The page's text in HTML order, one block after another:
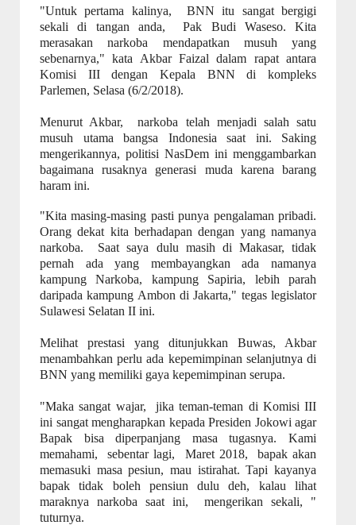
"Untuk pertama kalinya, BNN itu sangat bergigi
sekali di tangan anda, Pak Budi Waseso. Kita
merasakan narkoba mendapatkan musuh yang
sebenarnya," kata Akbar Faizal dalam rapat antara
Komisi III dengan Kepala BNN di kompleks
Parlemen, Selasa (6/2/2018).
Menurut Akbar, narkoba telah menjadi salah satu
musuh utama bangsa Indonesia saat ini. Saking
mengerikannya, politisi NasDem ini menggambarkan
bagaimana rusaknya generasi muda karena barang
haram ini.
"Kita masing-masing pasti punya pengalaman pribadi.
Orang dekat kita berhadapan dengan yang namanya
narkoba. Saat saya dulu masih di Makasar, tidak
pernah ada yang membayangkan ada namanya
kampung Narkoba, kampung Sapiria, lebih parah
daripada kampung Ambon di Jakarta," tegas legislator
Sulawesi Selatan II ini.
Melihat prestasi yang ditunjukkan Buwas, Akbar
menambahkan perlu ada kepemimpinan selanjutnya di
BNN yang memiliki gaya kepemimpinan serupa.
"Maka sangat wajar, jika teman-teman di Komisi III
ini sangat mengharapkan kepada Presiden Jokowi agar
Bapak bisa diperpanjang masa tugasnya. Kami
memahami, sebentar lagi, Maret 2018, bapak akan
memasuki masa pesiun, mau istirahat. Tapi kayanya
bapak tidak boleh pensiun dulu deh, kalau lihat
maraknya narkoba saat ini, mengerikan sekali, "
tuturnya.